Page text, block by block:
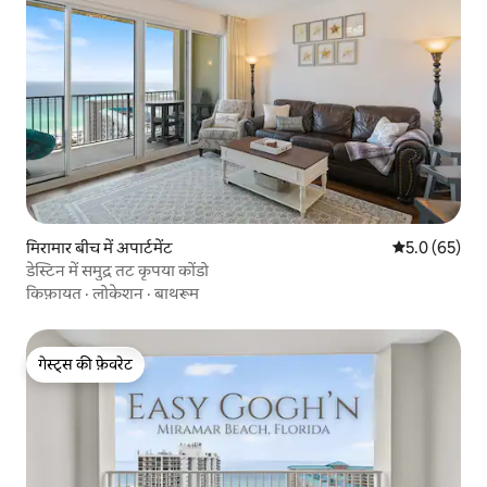
मिरामार बीच में अपार्टमेंट औसत रेटिंग 5
5.0 (65)
डेस्टिन में समुद्र तट कृपया कोंडो
किफ़ायत ·लोकेशन ·बाथरूम
गेस्ट्स की फ़ेवरेट
गेस्ट्स की फ़ेवरेट